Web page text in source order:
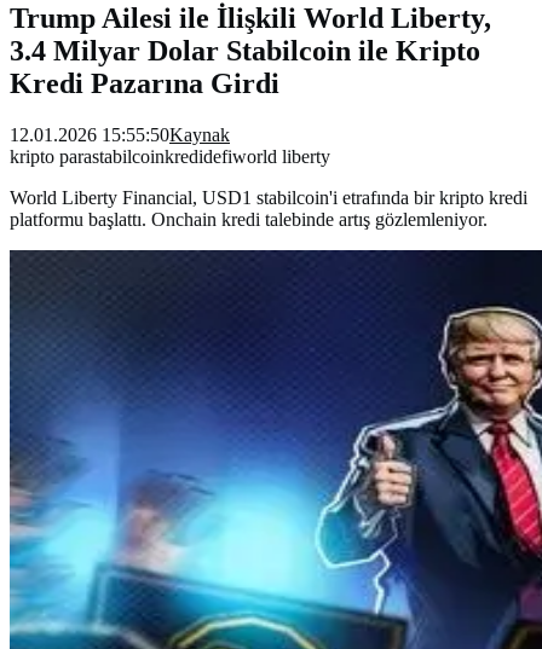
Trump Ailesi ile İlişkili World Liberty,
3.4 Milyar Dolar Stabilcoin ile Kripto
Kredi Pazarına Girdi
12.01.2026 15:55:50Kaynak
kripto parastabilcoinkredidefiworld liberty
World Liberty Financial, USD1 stabilcoin'i etrafında bir kripto kredi
platformu başlattı. Onchain kredi talebinde artış gözlemleniyor.